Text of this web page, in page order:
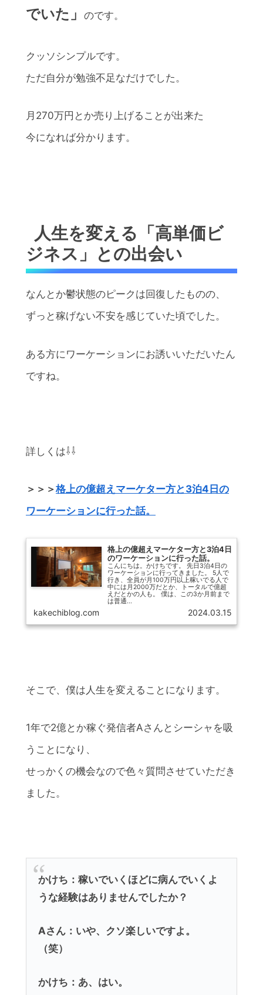
でいた」
のです。
クッソシンプルです。
ただ自分が勉強不足なだけでした。
月270万円とか売り上げることが出来た
今になれば分かります。
人生を変える「高単価ビ
ジネス」との出会い
なんとか鬱状態のピークは回復したものの、
ずっと稼げない不安を感じていた頃でした。
ある方にワーケーションにお誘いいただいたん
ですね。
詳しくは⇩⇩
＞＞＞格上の億超えマーケター方と3泊4日の
ワーケーションに行った話。
格上の億超えマーケター方と3泊4日
のワーケーションに行った話。
こんにちは。かけちです。 先日3泊4日の
ワーケーションに行ってきました。 5人で
行き、全員が月100万円以上稼いでる人で
中には月2000万だとか、トータルで億超
えだとかの人も。 僕は、この3か月前まで
は普通...
kakechiblog.com 2024.03.15
そこで、僕は人生を変えることになります。
1年で2億とか稼ぐ発信者Aさんとシーシャを吸
うことになり、
せっかくの機会なので色々質問させていただき
ました。
かけち：稼いでいくほどに病んでいくよ
うな経験はありませんでしたか？
Aさん：いや、クソ楽しいですよ。
（笑）
かけち：あ、はい。